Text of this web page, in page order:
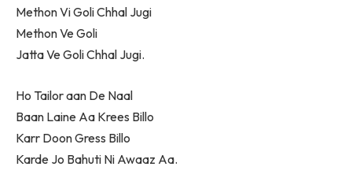
Methon Vi Goli Chhal Jugi
Methon Ve Goli
Jatta Ve Goli Chhal Jugi.
Ho Tailor aan De Naal
Baan Laine Aa Krees Billo
Karr Doon Gress Billo
Karde Jo Bahuti Ni Awaaz Aa.